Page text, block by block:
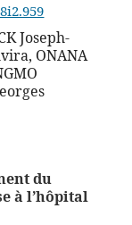
Joseph-
ONANA
du
à l’hôpital